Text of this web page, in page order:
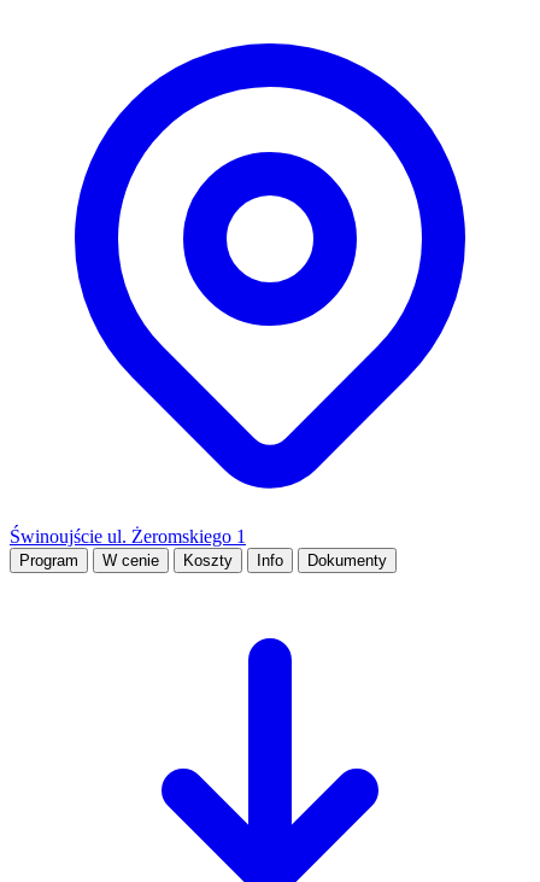
Świnoujście ul. Żeromskiego 1
Program W cenie Koszty Info Dokumenty